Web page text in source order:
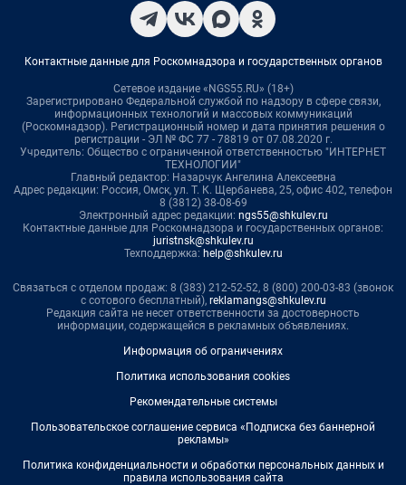
Контактные данные для Роскомнадзора и государственных органов
Сетевое издание «NGS55.RU» (18+)
Зарегистрировано Федеральной службой по надзору в сфере связи,
информационных технологий и массовых коммуникаций
(Роскомнадзор). Регистрационный номер и дата принятия решения о
регистрации - ЭЛ № ФС 77 - 78819 от 07.08.2020 г.
Учредитель: Общество с ограниченной ответственностью "ИНТЕРНЕТ
ТЕХНОЛОГИИ"
Главный редактор: Назарчук Ангелина Алексеевна
Адрес редакции: Россия, Омск, ул. Т. К. Щербанева, 25, офис 402, телефон
8 (3812) 38-08-69
Электронный адрес редакции: ngs55@shkulev.ru
Контактные данные для Роскомнадзора и государственных органов:
juristnsk@shkulev.ru
Техподдержка: help@shkulev.ru
Связаться с отделом продаж: 8 (383) 212-52-52, 8 (800) 200-03-83 (звонок
с сотового бесплатный), reklamangs@shkulev.ru
Редакция сайта не несет ответственности за достоверность
информации, содержащейся в рекламных объявлениях.
Информация об ограничениях
Политика использования cookies
Рекомендательные системы
Пользовательское соглашение сервиса «Подписка без баннерной
рекламы»
Политика конфиденциальности и обработки персональных данных и
правила использования сайта